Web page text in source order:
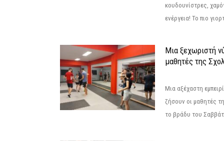
κουδουνίστρες,
ενέργεια! Το πιο
Μια ξεχωριστή
μαθητές της
Μια αξέχαστη
ζήσουν οι μαθητές
το βράδυ του